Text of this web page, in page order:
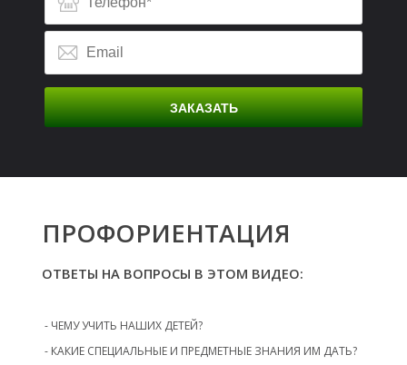
Ф
ЗАКАЗАТЬ
ПРОФОРИЕНТАЦИЯ
ОТВЕТЫ НА ВОПРОСЫ В ЭТОМ ВИДЕО:
- ЧЕМУ УЧИТЬ НАШИХ ДЕТЕЙ?
- КАКИЕ СПЕЦИАЛЬНЫЕ И ПРЕДМЕТНЫЕ ЗНАНИЯ ИМ ДАТЬ?